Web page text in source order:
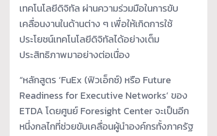
เทคโนโลยีดิจิทัล ผ่านความร่วมมือในการขับ
เคลื่อนงานในด้านต่าง ๆ เพื่อให้เกิดการใช้
ประโยชน์เทคโนโลยีดิจิทัลได้อย่างเต็ม
ประสิทธิภาพมาอย่างต่อเนื่อง
“หลักสูตร ‘FuEx (ฟิวเอ็กซ์) หรือ Future
Readiness for Executive Networks’ ของ
ETDA โดยศูนย์ Foresight Center จะเป็นอีก
หนึ่งกลไกที่ช่วยขับเคลื่อนผู้นำองค์กรทั้งภาครัฐ